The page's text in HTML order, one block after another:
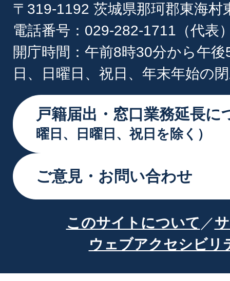
〒319-1192 茨城県那珂郡東海村
電話番号：029-282-1711（代表
開庁時間：午前8時30分から午
日、日曜日、祝日、年末年始の
戸籍届出・窓口業務延長に
曜日、日曜日、祝日を除く）
ご意見・お問い合わせ
このサイトについて
ウェブアクセシビリ